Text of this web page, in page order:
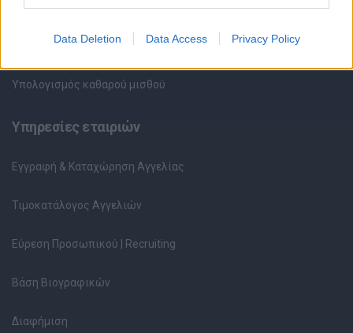
Data Deletion Data Access Privacy Policy
Περιγραφές Θέσεων Εργασίας
Ερωτήσεις συνεντεύξεων
Υπολογισμός καθαρού μισθού
Υπηρεσίες εταιριών
Εγγραφή & Καταχώρηση Αγγελίας
Τιμοκατάλογος Αγγελιών
Εύρεση Προσωπικού | Recruiting
Βάση Βιογραφικών
Διαφήμιση